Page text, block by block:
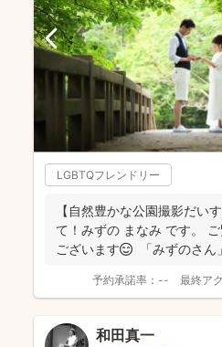
LGBTQフレンドリー
【自然豊かな公園撮影だい
て！みずの まなみ です。
ございます😊 「みずのさん
予約承諾率： -- 最終ア
和田真一